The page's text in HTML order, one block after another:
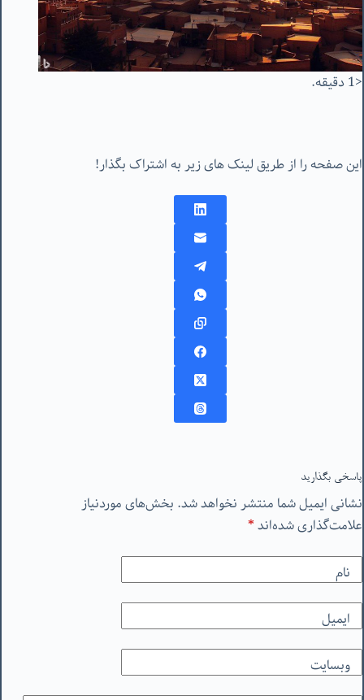
<1 دقیقه.
این صفحه را از طریق لینک های زیر به اشتراک بگذار!
پاسخی بگذارید
نشانی ایمیل شما منتشر نخواهد شد. بخش‌های موردنیاز
علامت‌گذاری شده‌اند*
نام
ایمیل
وبسایت